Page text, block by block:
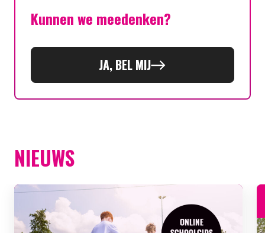
Kunnen we meedenken?
JA, BEL MIJ
NIEUWS